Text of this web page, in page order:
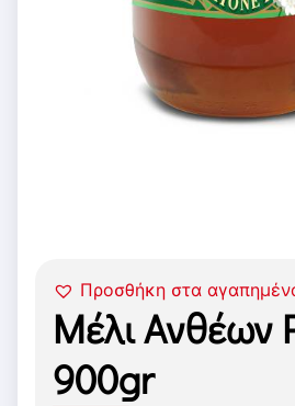
Προσθήκη στα
Μέλι Ανθέων
900gr